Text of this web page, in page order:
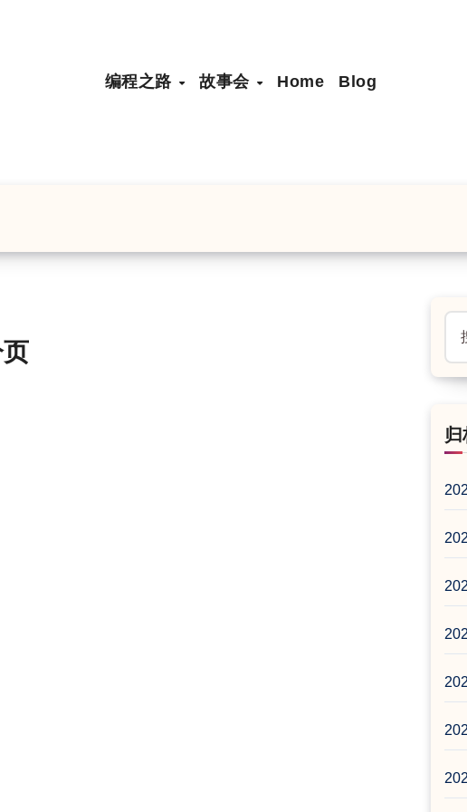
编程之路 故事会 Home Blog
索
归